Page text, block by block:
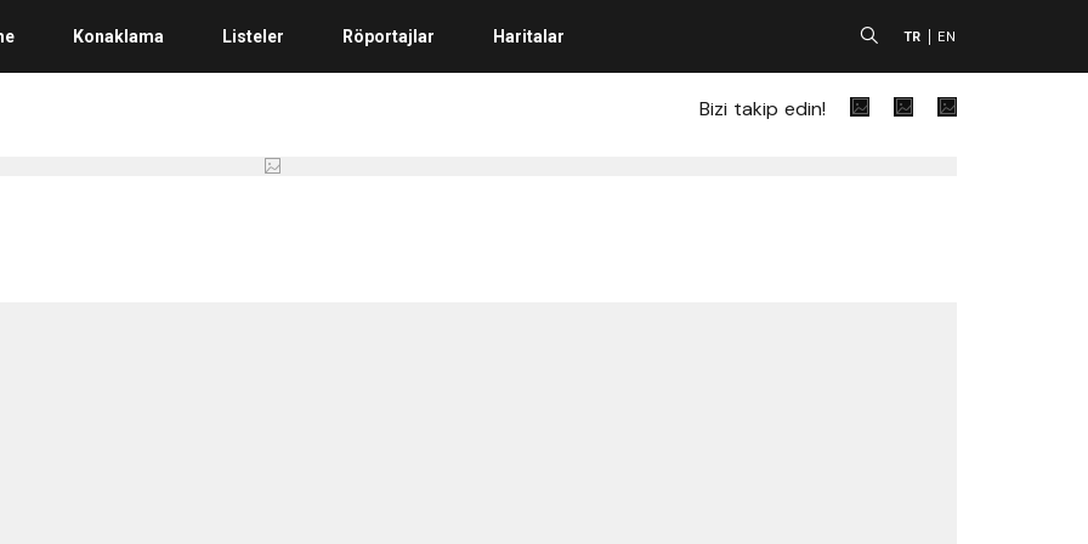
Konaklama Listeler Röportajlar Haritalar A TR EN
Bizi takip edin!